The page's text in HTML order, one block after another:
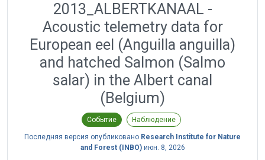
2013_ALBERTKANAAL -
Acoustic telemetry data for
European eel (Anguilla anguilla)
and hatched Salmon (Salmo
salar) in the Albert canal
(Belgium)
Событие Наблюдение
Последняя версия опубликовано Research Institute for Nature
and Forest (INBO) июн. 8, 2026